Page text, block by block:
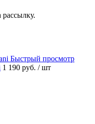
Быстрый просмотр
1 190 руб. / шт